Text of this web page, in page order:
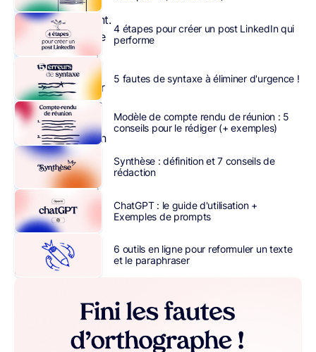
de
recrutement.
On parle de
marketing
RH: l’idée
est d’attirer
des talents
et de
vendre, non
pas un
produit ou
un service,
mais sa
propre
entreprise.
La
4 étapes pour créer un post LinkedIn qui
performe
5 fautes de syntaxe à éliminer d'urgence !
Modèle de compte rendu de réunion : 5
conseils pour le rédiger (+ exemples)
Synthèse : définition et 7 conseils de
rédaction
ChatGPT : le guide d'utilisation +
Exemples de prompts
6 outils en ligne pour reformuler un texte
et le paraphraser